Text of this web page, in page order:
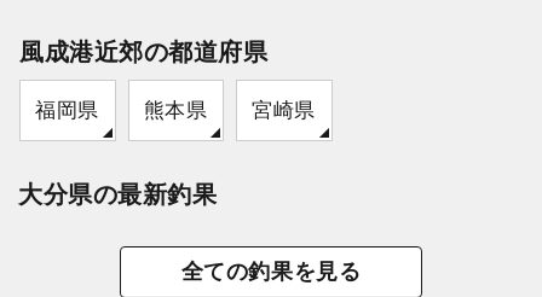
風成港近郊の都道府県
福岡県 熊本県 宮崎県
大分県の最新釣果
全ての釣果を見る